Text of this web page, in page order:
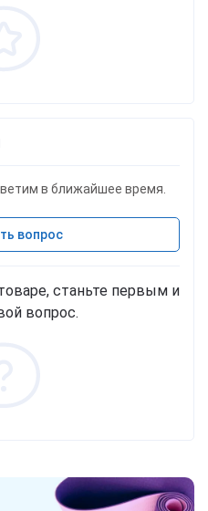
в ближайшее время.
вопрос
станьте первым и
вопрос.